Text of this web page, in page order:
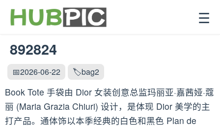
☰
892824
📅2026-06-22 🏷️bag2
Book Tote 手袋由 Dior 女装创意总监玛丽亚·嘉茜娅·蔻
丽 (Maria Grazia Chiuri) 设计，是体现 Dior 美学的主
打产品。通体饰以本季经典的白色和黑色 Plan de